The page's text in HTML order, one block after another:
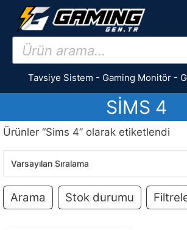
İçeriğe
Products
search
Tavsiye Sistem - Gaming Monitör -
SIMS 4
Ürünler “Sims 4” olarak etiketlendi
Arama Stok durumu